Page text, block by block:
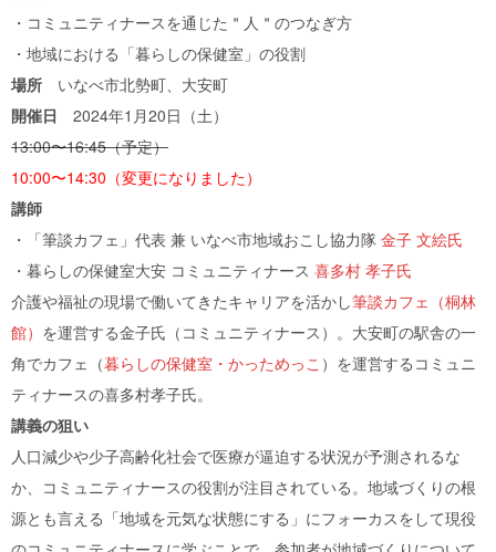
・コミュニティナースを通じた＂人＂のつなぎ方
・地域における「暮らしの保健室」の役割
場所 いなべ市北勢町、大安町
開催日 2024年1月20日（土）
13:00〜16:45（予定）
10:00〜14:30（変更になりました）
講師
・「筆談カフェ」代表 兼 いなべ市地域おこし協力隊 金子 文絵氏
・暮らしの保健室大安 コミュニティナース 喜多村 孝子氏
介護や福祉の現場で働いてきたキャリアを活かし筆談カフェ（桐林
館） を運営する金子氏（コミュニティナース）。大安町の駅舎の一
角でカフェ（暮らしの保健室・かっためっこ ）を運営するコミュニ
ティナースの喜多村孝子氏。
講義の狙い
人口減少や少子高齢化社会で医療が逼迫する状況が予測されるな
か、コミュニティナースの役割が注目されている。地域づくりの根
源とも言える「地域を元気な状態にする」にフォーカスをして現役